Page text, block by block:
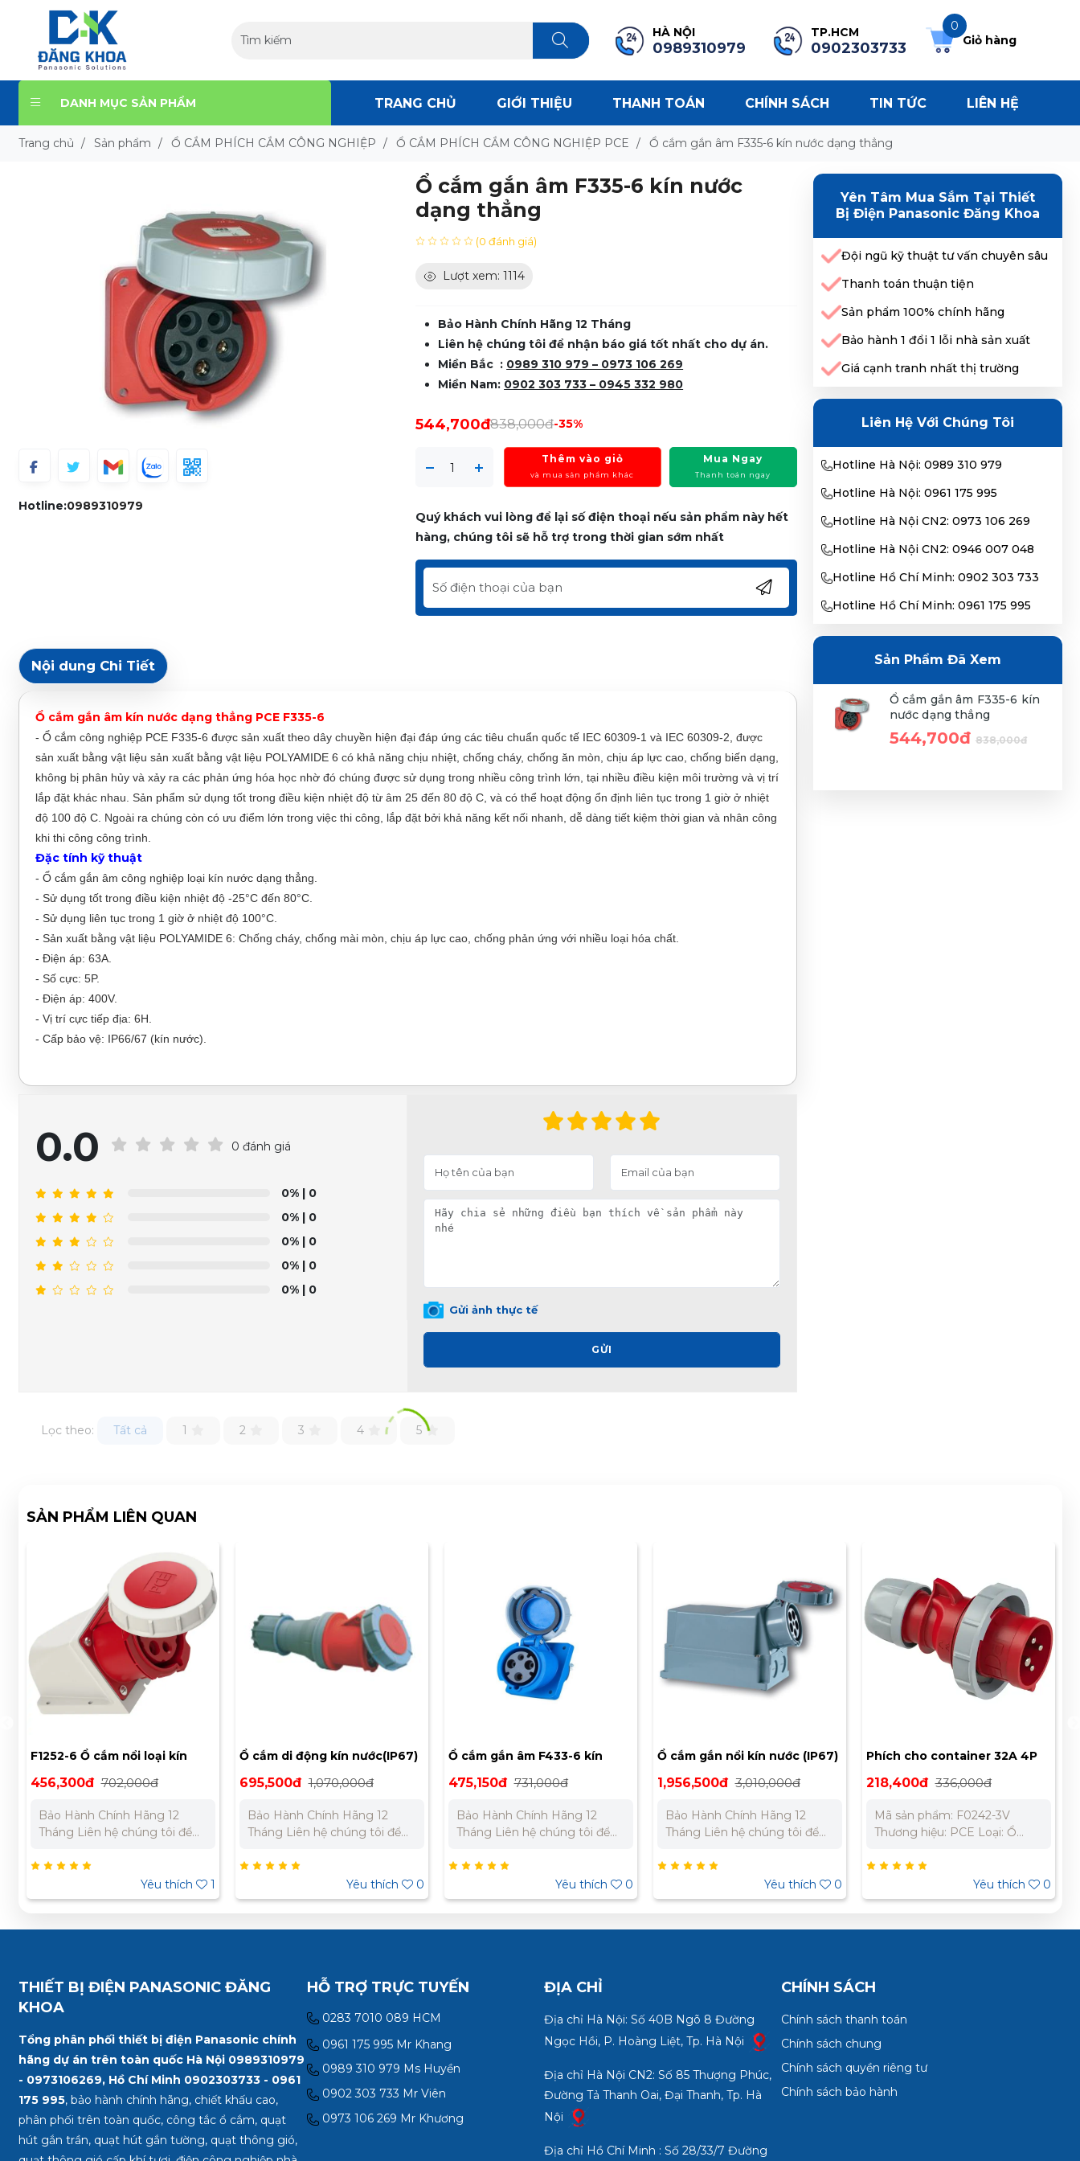
HÀ NỘI
0989310979
TP.HCM
0902303733
0
Giỏ hàng
DANH MỤC SẢN PHẨM TRANG CHỦ GIỚI THIỆU THANH TOÁN CHÍNH SÁCH TIN TỨC LIÊN HỆ
Trang chủ / Sản phẩm / Ổ CẮM PHÍCH CẮM CÔNG NGHIỆP / Ổ CẮM PHÍCH CẮM CÔNG NGHIỆP PCE / Ổ cắm gắn âm F335-6 kín nước dạng thẳng
Hotline:0989310979
Ổ cắm gắn âm F335-6 kín nước
dạng thẳng
(0 đánh giá)
Lượt xem: 1114
Bảo Hành Chính Hãng 12 Tháng
Liên hệ chúng tôi để nhận báo giá tốt nhất cho dự án.
Miền Bắc : 0989 310 979 – 0973 106 269
Miền Nam: 0902 303 733 – 0945 332 980
544,700đ838,000đ-35%
Thêm vào giỏ
và mua sản phẩm khác
Mua Ngay
Thanh toán ngay
Quý khách vui lòng để lại số điện thoại nếu sản phẩm này hết
hàng, chúng tôi sẽ hỗ trợ trong thời gian sớm nhất
Nội dung Chi Tiết
Ổ cắm gắn âm kín nước dạng thẳng PCE F335-6
- Ổ cắm công nghiệp PCE F335-6 được sản xuất theo dây chuyền hiện đại đáp ứng các tiêu chuẩn quốc tế IEC 60309-1 và IEC 60309-2, được
sản xuất bằng vật liệu sản xuất bằng vật liệu POLYAMIDE 6 có khả năng chịu nhiệt, chống cháy, chống ăn mòn, chịu áp lực cao, chống biến dạng,
không bị phân hủy và xảy ra các phản ứng hóa học nhờ đó chúng được sử dụng trong nhiều công trình lớn, tại nhiều điều kiện môi trường và vị trí
lắp đặt khác nhau. Sản phẩm sử dụng tốt trong điều kiện nhiệt độ từ âm 25 đến 80 độ C, và có thể hoạt động ổn định liên tục trong 1 giờ ở nhiệt
độ 100 độ C. Ngoài ra chúng còn có ưu điểm lớn trong việc thi công, lắp đặt bởi khả năng kết nối nhanh, dễ dàng tiết kiệm thời gian và nhân công
khi thi công công trình.
Đặc tính kỹ thuật
- Ổ cắm gắn âm công nghiệp loại kín nước dạng thẳng.
- Sử dụng tốt trong điều kiện nhiệt độ -25°C đến 80°C.
- Sử dụng liên tục trong 1 giờ ở nhiệt độ 100°C.
- Sản xuất bằng vật liệu POLYAMIDE 6: Chống cháy, chống mài mòn, chịu áp lực cao, chống phản ứng với nhiều loại hóa chất.
- Điện áp: 63A.
- Số cực: 5P.
- Điện áp: 400V.
- Vị trí cực tiếp địa: 6H.
- Cấp bảo vệ: IP66/67 (kín nước).
0.0 0 đánh giá
0%| 0
0%| 0
0%| 0
0%| 0
0%| 0
Gửi ảnh thực tế
GỬI
Lọc theo: Tất cả 1 2 3 4 5
Yên Tâm Mua Sắm Tại Thiết
Bị Điện Panasonic Đăng Khoa
Đội ngũ kỹ thuật tư vấn chuyên sâu
Thanh toán thuận tiện
Sản phẩm 100% chính hãng
Bảo hành 1 đổi 1 lỗi nhà sản xuất
Giá cạnh tranh nhất thị trường
Liên Hệ Với Chúng Tôi
Hotline Hà Nội: 0989 310 979
Hotline Hà Nội: 0961 175 995
Hotline Hà Nội CN2: 0973 106 269
Hotline Hà Nội CN2: 0946 007 048
Hotline Hồ Chí Minh: 0902 303 733
Hotline Hồ Chí Minh: 0961 175 995
Sản Phẩm Đã Xem
Ổ cắm gắn âm F335-6 kín
nước dạng thẳng
544,700đ 838,000đ
SẢN PHẨM LIÊN QUAN
F1252-6 Ổ cắm nổi loại kín
nước 32A 5P 400V 6H IP67
456,300đ 702,000đ
Bảo Hành Chính Hãng 12
Tháng Liên hệ chúng tôi để
án. Miền Bắc : 0989 310
979 – 0973 106 269 Miền
Nam: 0902 303 733 – 0945
Yêu thích 1
Ổ cắm di động kín nước(IP67)
F234-6
695,500đ 1,070,000đ
Bảo Hành Chính Hãng 12
Tháng Liên hệ chúng tôi để
án. Miền Bắc : 0989 310 979
– 0973 106 269 Miền Nam:
0902 303 733 – 0945 332 980
Yêu thích 0
Ổ cắm gắn âm F433-6 kín
nước dạng nghiêng
475,150đ 731,000đ
Bảo Hành Chính Hãng 12
Tháng Liên hệ chúng tôi để
án. Miền Bắc : 0989 310 979
– 0973 106 269 Miền Nam:
0902 303 733 – 0945 332 980
Yêu thích 0
Ổ cắm gắn nổi kín nước (IP67)
F144-6
1,956,500đ 3,010,000đ
Bảo Hành Chính Hãng 12
Tháng Liên hệ chúng tôi để
án. Miền Bắc : 0989 310 979
– 0973 106 269 Miền Nam:
0902 303 733 – 0945 332 980
Yêu thích 0
Phích cho container 32A 4P
440V 3H IP67 PCE F0242-3V
218,400đ 336,000đ
Mã sản phẩm: F0242-3V
Thương hiệu: PCE Loại: Ổ
điện: 32A Cực: 4P (4 cực) Điện
áp: 440V Chỉ thị thời gian nối
đất: 3 giờ Chỉ số bảo vệ: IP67
Yêu thích 0
THIẾT BỊ ĐIỆN PANASONIC ĐĂNG
KHOA
Tổng phân phối thiết bị điện Panasonic chính
hãng dự án trên toàn quốc Hà Nội 0989310979
- 0973106269, Hồ Chí Minh 0902303733 - 0961
175 995, bảo hành chính hãng, chiết khấu cao,
phân phối trên toàn quốc, công tắc ổ cắm, quạt
hút gắn trần, quạt hút gắn tường, quạt thông gió,
HỖ TRỢ TRỰC TUYẾN
0283 7010 089 HCM
0961 175 995 Mr Khang
0989 310 979 Ms Huyền
0902 303 733 Mr Viên
0973 106 269 Mr Khương
ĐỊA CHỈ
Địa chỉ Hà Nội: Số 40B Ngõ 8 Đường
Ngọc Hồi, P. Hoàng Liệt, Tp. Hà Nội
Địa chỉ Hà Nội CN2: Số 85 Thượng Phúc,
Đường Tả Thanh Oai, Đại Thanh, Tp. Hà
Nội
Địa chỉ Hồ Chí Minh : Số 28/33/7 Đường
CHÍNH SÁCH
Chính sách thanh toán
Chính sách chung
Chính sách quyền riêng tư
Chính sách bảo hành